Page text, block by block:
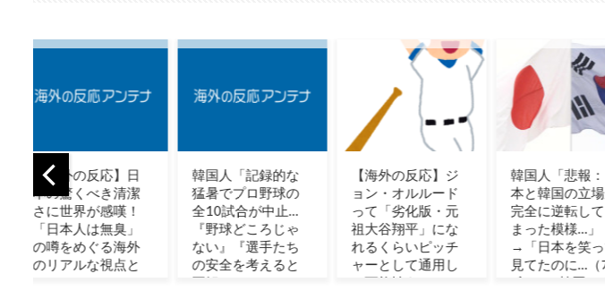
【海外の反応】ジ
ョン・オルルード
って「劣化版・元
祖大谷翔平」にな
れるくらいピッチ
ャーとして通用し
た可能性あるの？
韓国人「悲報：日
本と韓国の立場が
完全に逆転してし
まった模様…」
→「日本を笑って
見てたのに…（ﾌﾞﾙ
ﾌﾞﾙ」＝韓国の反応
海外「日本
メは世界観
の作り込み
じゃない…！
人を夢中に
世界観の作
は・・・？
韓国人「記録的な
猛暑でプロ野球の
全10試合が中止…
『野球どころじゃ
ない』『選手たち
の安全を考えると